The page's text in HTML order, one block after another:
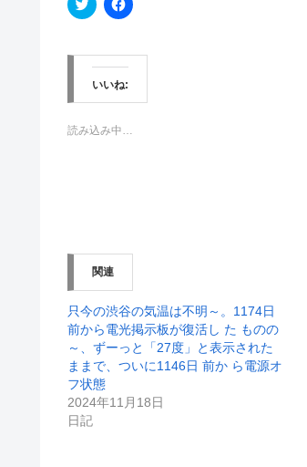
リ
て
T
w
t
e
ィ
ン
ド
ウ
開
き
ま
す
a
o
o
k
共
す
く
い
新
し
い
ウ
ィ
ン
ウ
で
いいね:
読み込み中…
関連
只今の渋谷の気温は不明～。1174日
前から電光掲示板が復活し た ものの
～、ずーっと「27度」と表示された
ままで、ついに1146日 前か ら電源オ
フ状態
2024年11月18日
日記